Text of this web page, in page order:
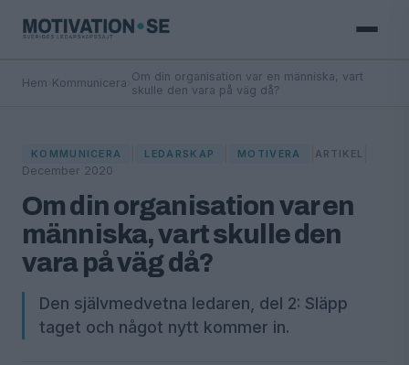
Hem Kommunicera Om din organisation var en människa, vart
skulle den vara på väg då?
KOMMUNICERA LEDARSKAP MOTIVERA ARTIKEL
December 2020
Om din organisation var en
människa, vart skulle den
vara på väg då?
Den självmedvetna ledaren, del 2: Släpp
taget och något nytt kommer in.